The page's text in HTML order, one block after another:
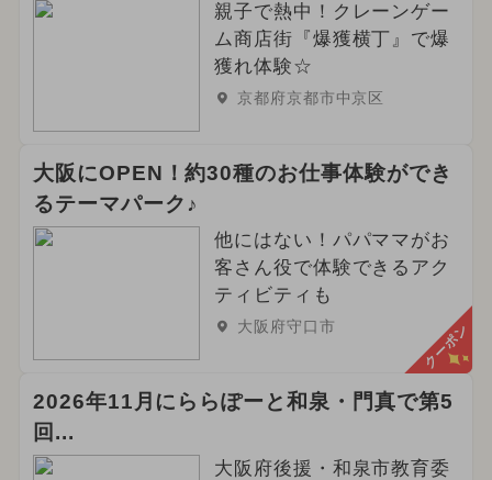
親子で熱中！クレーンゲー
ム商店街『爆獲横丁』で爆
獲れ体験☆
京都府京都市中京区
大阪にOPEN！約30種のお仕事体験ができ
るテーマパーク♪
他にはない！パパママがお
客さん役で体験できるアク
ティビティも
大阪府守口市 クーポン
2026年11月にららぽーと和泉・門真で第5
回...
大阪府後援・和泉市教育委